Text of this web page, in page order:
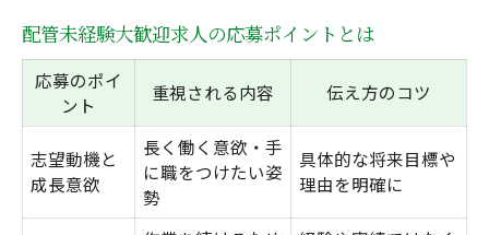
配管未経験大歓迎求人の応募ポイントとは
応募のポイ
ント
重視される内容 伝え方のコツ
志望動機と
成長意欲
長く働く意欲・手
に職をつけたい姿
勢
具体的な将来目標や
理由を明確に